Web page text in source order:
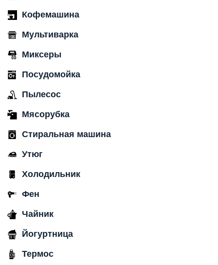
Кофемашина
Мультиварка
Миксеры
Посудомойка
Пылесос
Мясорубка
Стиральная машина
Утюг
Холодильник
Фен
Чайник
Йогуртница
Термос